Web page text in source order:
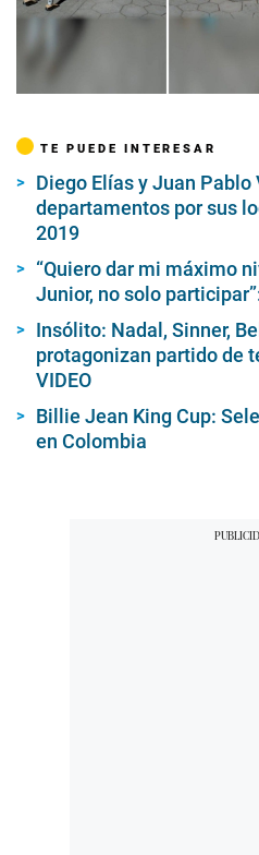
TE PUEDE INTERESAR
Diego Elías y Juan
departamentos por sus
2019
“Quiero dar mi máximo
Junior, no solo
Insólito: Nadal, Sinner,
protagonizan partido de
VIDEO
Billie Jean King Cup:
en Colombia